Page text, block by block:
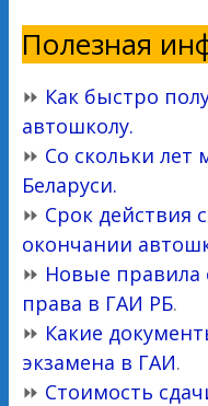
Полезная
⏩ Как быстро
автошколу.
⏩ Со скольки лет
Беларуси.
⏩ Срок действия
окончании
⏩ Новые правила
права в ГАИ РБ.
⏩ Какие
экзамена в ГАИ.
⏩ Стоимость